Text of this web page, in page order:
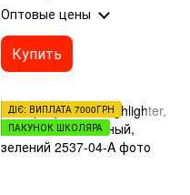
Оптовые цены
Купить
ДІЄ: ВИПЛАТА 7000ГРН
ПАКУНОК ШКОЛЯРА